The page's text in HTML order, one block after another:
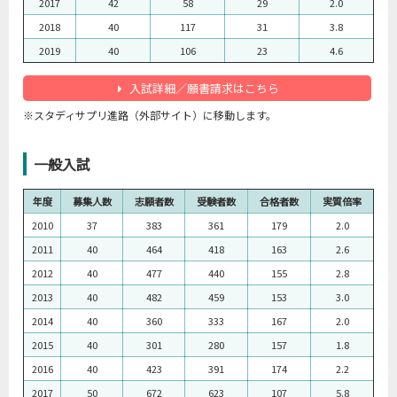
2017 42 58 29
2.0
2018
40 117 31
3.8
2019
40 106 23 4.6
入試詳細／願書請求はこちら
※スタディサプリ進路（外部サイト）に移動します。
一般入試
年度 募集人数 志願者数 受験者数 合格者数
実質倍率
2010
37 383 361 179
2.0
2011
40 464 418 163
2.6
2012
40 477 440 155
2.8
2013
40 482 459 153
3.0
2014
40 360 333 167
2.0
2015
40 301 280 157
1.8
2016
40 423 391 174
2.2
2017
50 672 623 107 5.8